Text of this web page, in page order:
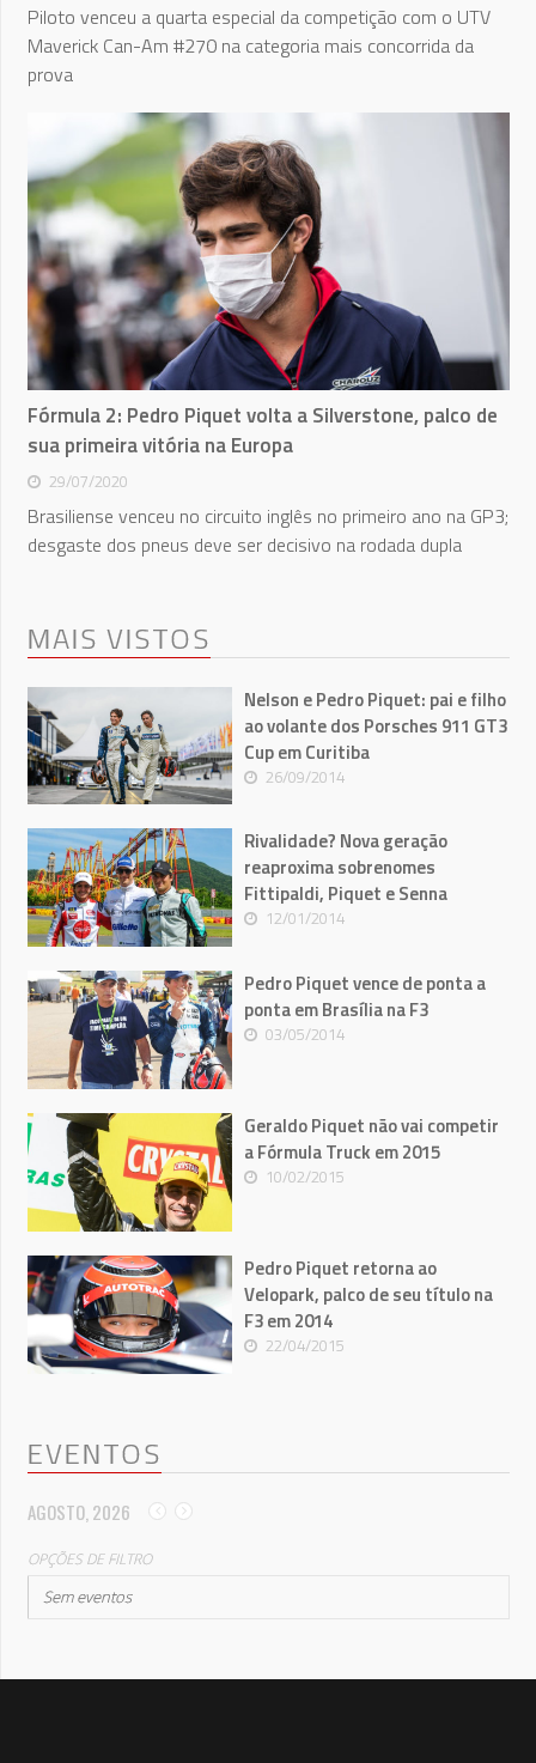
Piloto venceu a quarta especial da competição com o UTV
Maverick Can-Am #270 na categoria mais concorrida da
prova
Fórmula 2: Pedro Piquet volta a Silverstone, palco de
sua primeira vitória na Europa
29/07/2020
Brasiliense venceu no circuito inglês no primeiro ano na GP3;
desgaste dos pneus deve ser decisivo na rodada dupla
MAIS VISTOS
Nelson e Pedro Piquet: pai e filho
ao volante dos Porsches 911 GT3
Cup em Curitiba
26/09/2014
Rivalidade? Nova geração
reaproxima sobrenomes
Fittipaldi, Piquet e Senna
12/01/2014
Pedro Piquet vence de ponta a
ponta em Brasília na F3
03/05/2014
Geraldo Piquet não vai competir
a Fórmula Truck em 2015
10/02/2015
Pedro Piquet retorna ao
Velopark, palco de seu título na
F3 em 2014
22/04/2015
EVENTOS
AGOSTO, 2026
OPÇÕES DE FILTRO
Sem eventos